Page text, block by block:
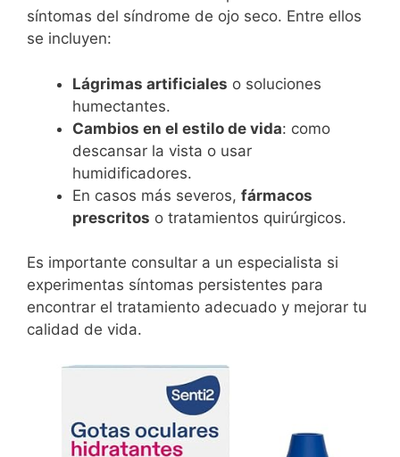
síntomas del síndrome de ojo seco. Entre ellos
se incluyen:
Lágrimas artificiales o soluciones
humectantes.
Cambios en el estilo de vida: como
descansar la vista o usar
humidificadores.
En casos más severos, fármacos
prescritos o tratamientos quirúrgicos.
Es importante consultar a un especialista si
experimentas síntomas persistentes para
encontrar el tratamiento adecuado y mejorar tu
calidad de vida.